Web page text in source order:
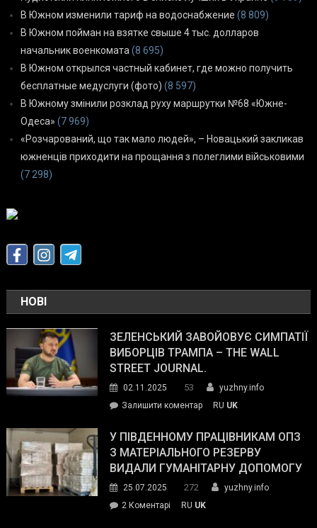
В Южном изменили тариф на водоснабжение (8 809)
В Южном пойман на взятке свыше 4 тыс. долларов
начальник военкомата (8 695)
В Южном открылся частный кабинет, где можно получить
бесплатные медуслуги (фото) (8 597)
В Южному змінили розклад руху маршрутки №68 «Южне-
Одеса» (7 969)
«Розчарований, що так мало людей», – Новацький закликав
южненців приходити на прощання з полеглими військовими
(7 298)
НОВІ
ЗЕЛЕНСЬКИЙ ЗАВОЙОВУЄ СИМПАТІЇ
ВИБОРЦІВ ТРАМПА – THE WALL
STREET JOURNAL.
02.11.2025 53
yuzhny.info
Залишити коментарon
завойовує
симпатії
виборців
The
RU UK
У ПІВДЕННОМУ ПРАЦІВНИКАМ ОПЗ
З МАТЕРІАЛЬНОГО РЕЗЕРВУ
ВИДАЛИ ГУМАНІТАРНУ ДОПОМОГУ
25.07.2025 272
yuzhny.info
2 Коментарі
RU UK